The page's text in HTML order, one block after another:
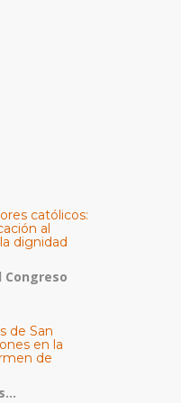
católicos:
al
dignidad
Congreso
de San
en la
de